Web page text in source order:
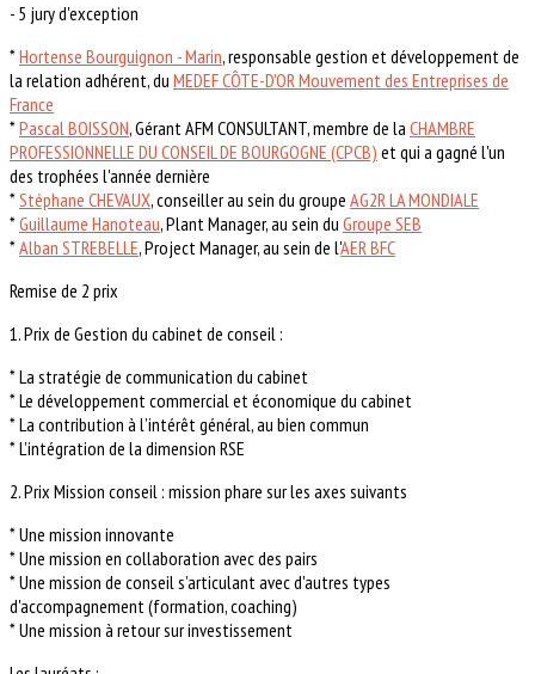
- 5 jury d'exception
*Hortense Bourguignon - Marin, responsable gestion et développement de
la relation adhérent, du MEDEF CÔTE-D'OR Mouvement des Entreprises de
France
*Pascal BOISSON, Gérant AFM CONSULTANT, membre de la CHAMBRE
PROFESSIONNELLE DU CONSEIL DE BOURGOGNE (CPCB) et qui a gagné l'un
des trophées l'année dernière
*Stéphane CHEVAUX, conseiller au sein du groupe AG2R LA MONDIALE
*Guillaume Hanoteau, Plant Manager, au sein du Groupe SEB
*Alban STREBELLE, Project Manager, au sein de l'AER BFC
Remise de 2 prix
1. Prix de Gestion du cabinet de conseil :
* La stratégie de communication du cabinet
* Le développement commercial et économique du cabinet
* La contribution à l’intérêt général, au bien commun
* L’intégration de la dimension RSE
2. Prix Mission conseil : mission phare sur les axes suivants
* Une mission innovante
* Une mission en collaboration avec des pairs
* Une mission de conseil s’articulant avec d'autres types
d'accompagnement (formation, coaching)
* Une mission à retour sur investissement